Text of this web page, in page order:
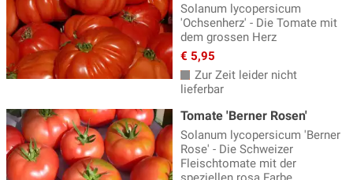
Solanum lycopersicum
'Ochsenherz' - Die Tomate mit
dem grossen Herz
€ 5,95
Zur Zeit leider nicht
lieferbar
Tomate 'Berner Rosen'
Solanum lycopersicum 'Berner
Rose' - Die Schweizer
Fleischtomate mit der